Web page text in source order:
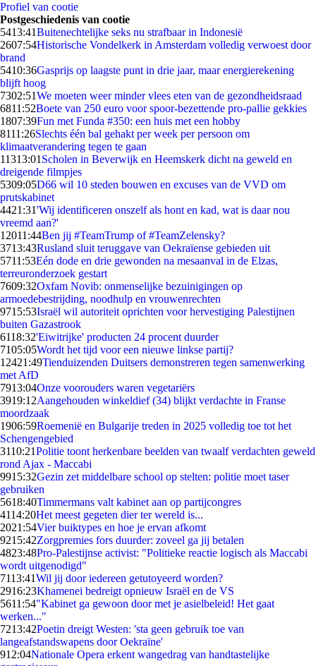
Profiel van cootie
Postgeschiedenis van cootie
5413:41Buitenechtelijke seks nu strafbaar in Indonesië
2607:54Historische Vondelkerk in Amsterdam volledig verwoest door
brand
5410:36Gasprijs op laagste punt in drie jaar, maar energierekening
blijft hoog
7302:51We moeten weer minder vlees eten van de gezondheidsraad
6811:52Boete van 250 euro voor spoor-bezettende pro-pallie gekkies
1807:39Fun met Funda #350: een huis met een hobby
8111:26Slechts één bal gehakt per week per persoon om
klimaatverandering tegen te gaan
11313:01 Scholen in Beverwijk en Heemskerk dicht na geweld en
dreigende filmpjes
5309:05D66 wil 10 steden bouwen en excuses van de VVD om
prutskabinet
4421:31'Wij identificeren onszelf als hont en kad, wat is daar nou
vreemd aan?'
12011:44Ben jij #TeamTrump of #TeamZelensky?
3713:43Rusland sluit teruggave van Oekraïense gebieden uit
5711:53Eén dode en drie gewonden na mesaanval in de Elzas,
terreuronderzoek gestart
7609:32Oxfam Novib: onmenselijke bezuinigingen op
armoedebestrijding, noodhulp en vrouwenrechten
9715:53Israël wil autoriteit oprichten voor hervestiging Palestijnen
buiten Gazastrook
6118:32'Eiwitrijke' producten 24 procent duurder
7105:05Wordt het tijd voor een nieuwe linkse partij?
12421:49Tienduizenden Duitsers demonstreren tegen samenwerking
met AfD
7913:04Onze voorouders waren vegetariërs
3919:12Aangehouden winkeldief (34) blijkt verdachte in Franse
moordzaak
1906:59Roemenië en Bulgarije treden in 2025 volledig toe tot het
Schengengebied
3110:21Politie toont herkenbare beelden van twaalf verdachten geweld
rond Ajax - Maccabi
9915:32Gezin zet middelbare school op stelten: politie moet taser
gebruiken
5618:40Timmermans valt kabinet aan op partijcongres
4114:20Het meest gegeten dier ter wereld is...
2021:54Vier buiktypes en hoe je ervan afkomt
9215:42Zorgpremies fors duurder: zoveel ga jij betalen
4823:48Pro-Palestijnse activist: "Politieke reactie logisch als Maccabi
wordt uitgenodigd"
7113:41Wil jij door iedereen getutoyeerd worden?
2916:23Khamenei bedreigt opnieuw Israël en de VS
5611:54"Kabinet ga gewoon door met je asielbeleid! Het gaat
werken..."
7213:42Poetin dreigt Westen: 'sta geen gebruik toe van
langeafstandswapens door Oekraïne'
912:04Nationale Opera erkent wangedrag van handtastelijke